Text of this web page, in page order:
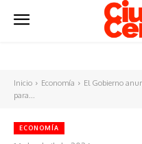
Inicio Economía
El Gobierno
para...
ECONOMÍA